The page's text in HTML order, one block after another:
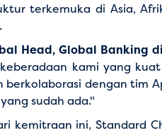
terkemuka di Asia,
Head, Global Banking
kami yang
berkolaborasi dengan tim
sudah ada."
kemitraan ini, Standard